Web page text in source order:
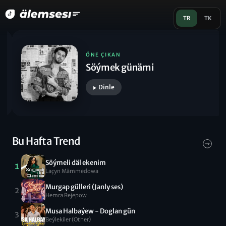
TR TK
ÖNE ÇIKAN
Söýmek günämi
▶︎ Dinle
Bu Hafta Trend
1 Söýmeli däl ekenim
Laçyn Mämmedowa
2 Murgap gülleri (Janly ses)
Hemra Rejepow
3 Musa Halbaýew - Doglan gün
Beýlekiler (Other)